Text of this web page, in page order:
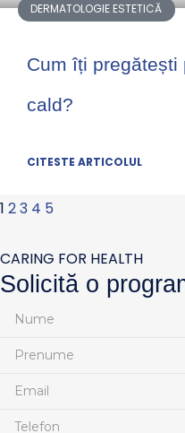
DERMATOLOGIE ESTETICĂ
Cum îți pregătești
cald?
CITESTE ARTICOLUL
1 23 4 5
CARING FOR HEALTH
Solicită o